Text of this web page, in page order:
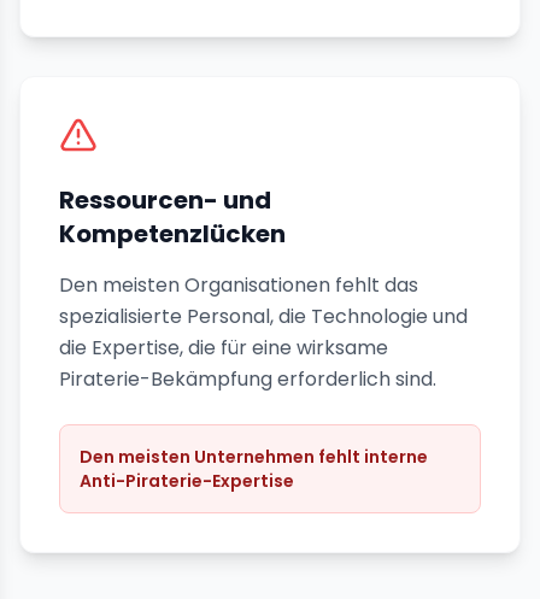
Ressourcen- und
Kompetenzlücken
Den meisten Organisationen fehlt das
spezialisierte Personal, die Technologie und
die Expertise, die für eine wirksame
Piraterie-Bekämpfung erforderlich sind.
Den meisten Unternehmen fehlt interne
Anti-Piraterie-Expertise